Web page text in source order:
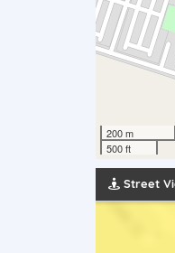
200 m
500 ft
Street